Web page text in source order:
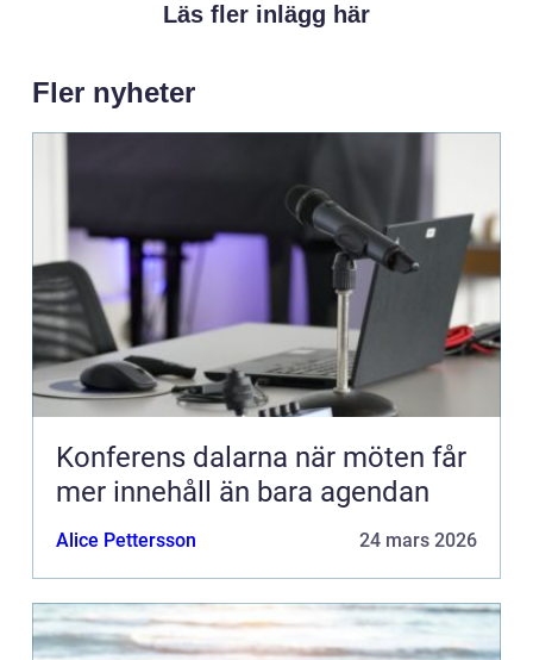
Läs fler inlägg här
Fler nyheter
Konferens dalarna när möten får
mer innehåll än bara agendan
Alice Pettersson 24 mars 2026